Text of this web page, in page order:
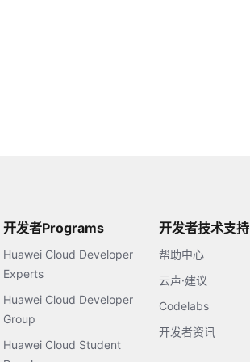
开发者Programs
Huawei Cloud Developer
Experts
Huawei Cloud Developer
Group
Huawei Cloud Student
开发者技术支持
帮助中心
云声·建议
Codelabs
开发者资讯